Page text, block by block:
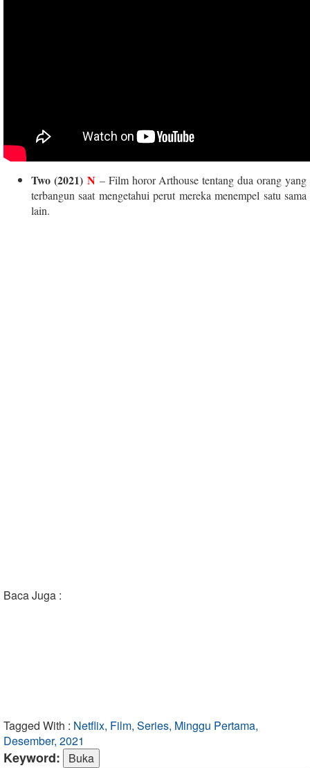
Two (2021) N – Film horor Arthouse tentang dua orang yang
terbangun saat mengetahui perut mereka menempel satu sama
lain.
Baca Juga :
Tagged With : Netflix, Film, Series, Minggu Pertama,
Desember, 2021
Keyword: